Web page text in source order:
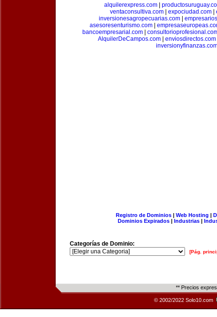
alquilerexpress.com
ventaconsultiva.com
expociudad.com
inversionesagropecuarias.com
asesoresenturismo.com|
bancoempresarial.com
AlquilerDeCampos.com
enviosdirectos.com
Registro de Dominios| Web Hosting |
Dominios Expirados | Industrias |
Categorías de Dominio:
[Pág.
** Precios
© 2002/2022 Solo10.com